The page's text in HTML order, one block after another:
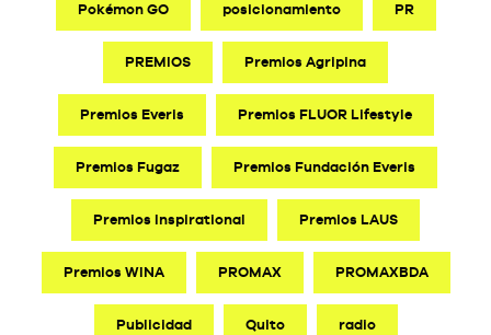
Pokémon GO posicionamiento PR
PREMIOS Premios Agripina
Premios Everis Premios FLUOR Lifestyle
Premios Fugaz Premios Fundación Everis
Premios Inspirational Premios LAUS
Premios WINA PROMAX PROMAXBDA
Publicidad Quito radio